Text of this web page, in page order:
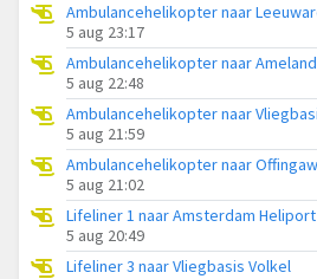
5 aug 23:17
5 aug 22:48
5 aug 21:59
5 aug 21:02
Lifeliner 1 naar Amsterdam Heliport
5 aug 20:49
Lifeliner 3 naar Vliegbasis Volkel